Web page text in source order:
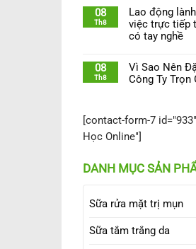
08
Th8
Lao động
việc trực tiếp
có tay nghề
08
Th8
Vì Sao Nên
Công Ty Trọn
[contact-form-7
Học Online"]
DANH MỤC SẢN
Sữa rửa mặt trị mụn
Sữa tắm trắng da